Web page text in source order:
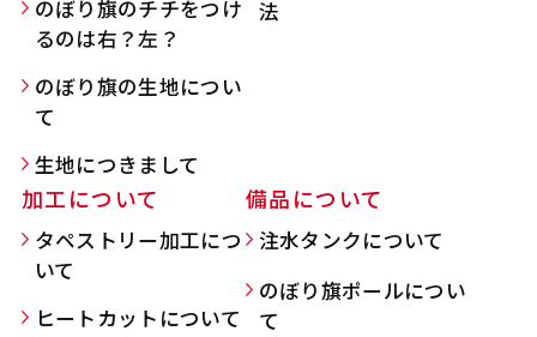
のぼり旗のチチをつけ
るのは右？左？
のぼり旗の生地につい
て
生地につきまして
法
加工について
タペストリー加工につ
いて
ヒートカットについて
備品について
注水タンクについて
のぼり旗ポールについ
て
布A1ポスター(60x84)
のぼりだけでなく、ポスターも作れます。
Aバナー(60x180)
布A1ポスター(84x60)
のぼりだけでなく、ポスターも作れます。
自由入力(180x60以内)